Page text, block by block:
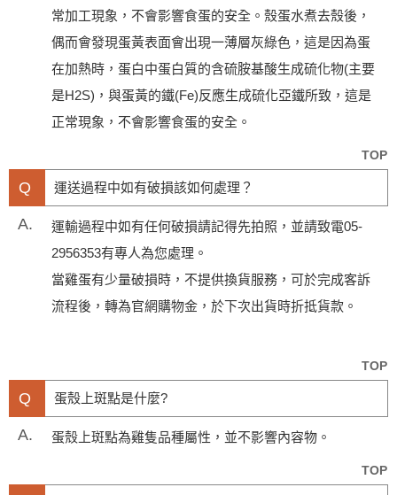
常加工現象，不會影響食蛋的安全。殼蛋水煮去殼後，
偶而會發現蛋黃表面會出現一薄層灰綠色，這是因為蛋
在加熱時，蛋白中蛋白質的含硫胺基酸生成硫化物(主要
是H2S)，與蛋黃的鐵(Fe)反應生成硫化亞鐵所致，這是
正常現象，不會影響食蛋的安全。
TOP
Q 運送過程中如有破損該如何處理？
A.
運輸過程中如有任何破損請記得先拍照，並請致電05-
2956353有專人為您處理。
當雞蛋有少量破損時，不提供換貨服務，可於完成客訴
流程後，轉為官網購物金，於下次出貨時折抵貨款。
TOP
Q 蛋殼上斑點是什麼?
A. 蛋殼上斑點為雞隻品種屬性，並不影響內容物。
TOP